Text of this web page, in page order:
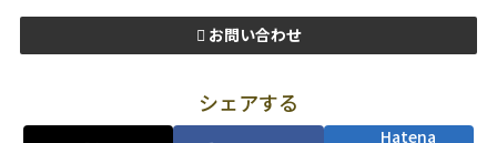
お問い合わせ
シェアする
Hatena